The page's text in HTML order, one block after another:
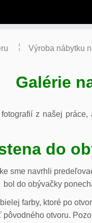
Výroba nábytku
Galérie
z našej
do
sme navrhli
bol do obývačky
farby, ktoré po
otvoru.